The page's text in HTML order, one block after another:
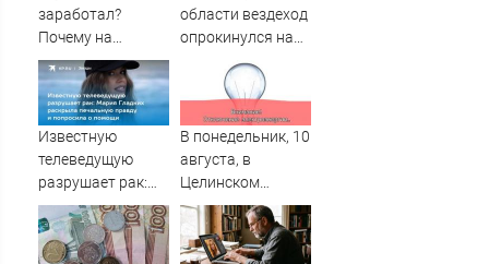
заработал?
Почему на
Украине кратно
увеличилась
точность
попаданий по
области вездеход
опрокинулся на
дороге, пассажир
Известную
телеведущую
разрушает рак:
Мария Гладких
раскрыла
печальную
В понедельник, 10
августа, в
Целинском
районе локальное
отключение света